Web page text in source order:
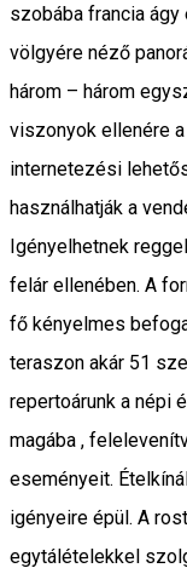
szobába francia ágy
völgyére néző
három – három
viszonyok ellenére
internetezési
használhatják a
Igényelhetnek
felár ellenében. A
fő kényelmes
teraszon akár 51
repertoárunk a népi
magába ,
eseményeit.
igényeire épül. A
egytálételekkel